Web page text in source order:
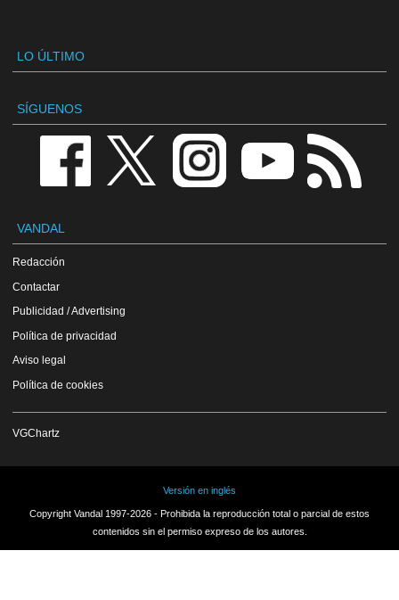
LO ÚLTIMO
SÍGUENOS
VANDAL
Redacción
Contactar
Publicidad / Advertising
Política de privacidad
Aviso legal
Política de cookies
VGChartz
Versión en inglés
Copyright Vandal 1997-2026 - Prohibida la reproducción total o parcial de estos
contenidos sin el permiso expreso de los autores.